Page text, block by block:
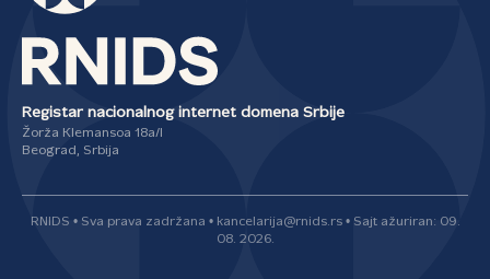
Registar nacionalnog internet domena Srbije
Žorža Klemansoa 18a/I
Beograd, Srbija
RNIDS • Sva prava zadržana • kancelarija@rnids.rs • Sajt ažuriran: 09.
08. 2026.